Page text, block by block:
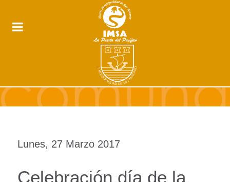
Lunes, 27 Marzo 2017
Celebración día de la